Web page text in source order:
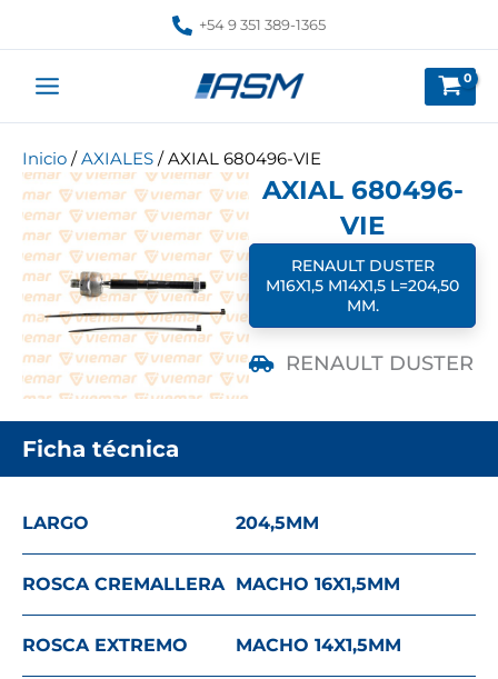
+54 9 351 389-1365
Inicio /AXIALES / AXIAL 680496-VIE
AXIAL 680496-
VIE
RENAULT DUSTER
M16X1,5 M14X1,5 L=204,50
MM.
RENAULT DUSTER
Ficha técnica
LARGO 204,5MM
ROSCA CREMALLERA MACHO 16X1,5MM
ROSCA EXTREMO MACHO 14X1,5MM